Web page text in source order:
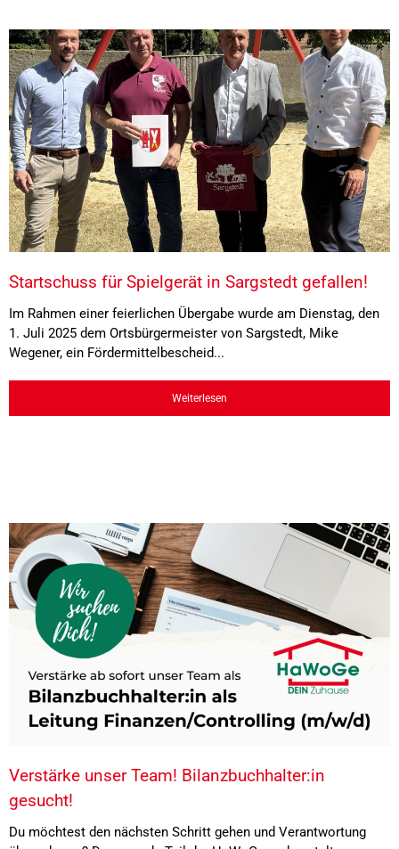
Startschuss für Spielgerät in Sargstedt gefallen!
Im Rahmen einer feierlichen Übergabe wurde am Dienstag, den
1. Juli 2025 dem Ortsbürgermeister von Sargstedt, Mike
Wegener, ein Fördermittelbescheid...
Weiterlesen
Verstärke unser Team! Bilanzbuchhalter:in
gesucht!
Du möchtest den nächsten Schritt gehen und Verantwortung